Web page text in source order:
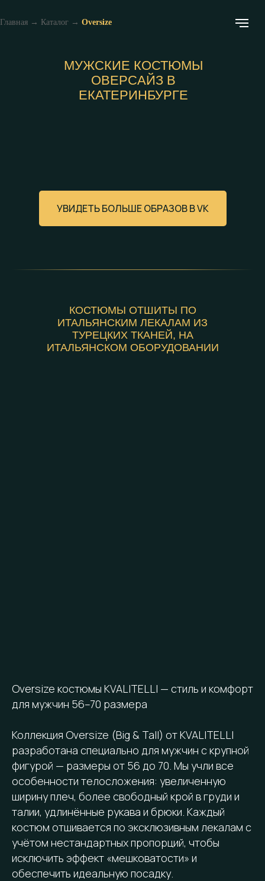
Главная → Каталог → Oversize
МУЖСКИЕ КОСТЮМЫ
ОВЕРСАЙЗ В
ЕКАТЕРИНБУРГЕ
УВИДЕТЬ БОЛЬШЕ ОБРАЗОВ В VK
КОСТЮМЫ ОТШИТЫ ПО
ИТАЛЬЯНСКИМ ЛЕКАЛАМ ИЗ
ТУРЕЦКИХ ТКАНЕЙ, НА
ИТАЛЬЯНСКОМ ОБОРУДОВАНИИ
Oversize костюмы KVALITELLI — стиль и комфорт
для мужчин 56–70 размера
Коллекция Oversize (Big & Tall) от KVALITELLI
разработана специально для мужчин с крупной
фигурой — размеры от 56 до 70. Мы учли все
особенности телосложения: увеличенную
ширину плеч, более свободный крой в груди и
талии, удлинённые рукава и брюки. Каждый
костюм отшивается по эксклюзивным лекалам с
учётом нестандартных пропорций, чтобы
исключить эффект «мешковатости» и
обеспечить идеальную посадку.